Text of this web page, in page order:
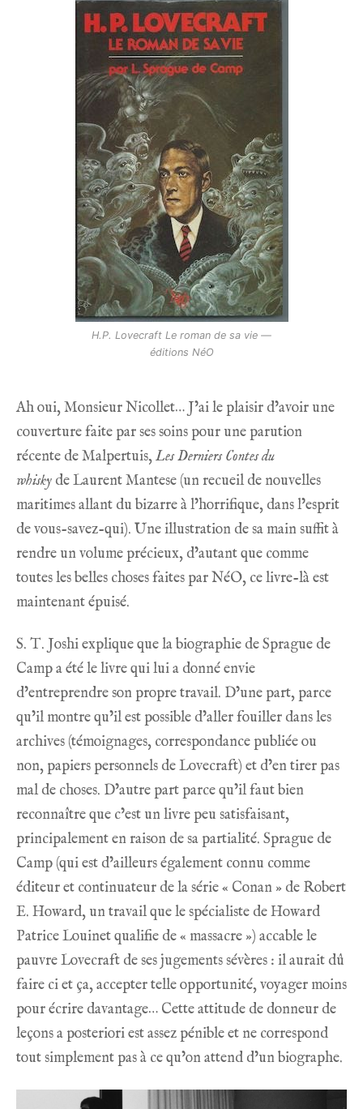
H.P. Lovecraft Le roman de sa vie —
éditions NéO
Ah oui, Monsieur Nicollet… J’ai le plaisir d’avoir une
couverture faite par ses soins pour une parution
récente de Malpertuis,Les Derniers Contes du
whisky deLaurent Mantese (un recueil de nouvelles
maritimes allant du bizarre à l’horrifique, dans l’esprit
de vous-savez-qui). Une illustration de sa main suffit à
rendre un volume précieux, d’autant que comme
toutes les belles choses faites par NéO, ce livre-là est
maintenant épuisé.
S. T. Joshi explique que la biographie de Sprague de
Camp a été le livre qui lui a donné envie
d’entreprendre son propre travail. D’une part, parce
qu’il montre qu’il est possible d’aller fouiller dans les
archives (témoignages, correspondance publiée ou
non, papiers personnels de Lovecraft) et d’en tirer pas
mal de choses. D’autre part parce qu’il faut bien
reconnaître que c’est un livre peu satisfaisant,
principalement en raison de sa partialité. Sprague de
Camp (qui est d’ailleurs également connu comme
éditeur et continuateur de la série « Conan » de Robert
E. Howard, un travail que le spécialiste de Howard
Patrice Louinet qualifie de « massacre ») accable le
pauvre Lovecraft de ses jugements sévères : il aurait dû
faire ci et ça, accepter telle opportunité, voyager moins
pour écrire davantage… Cette attitude de donneur de
leçons a posteriori est assez pénible et ne correspond
tout simplement pas à ce qu’on attend d’un biographe.